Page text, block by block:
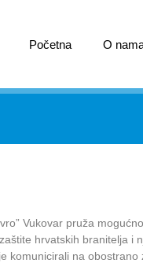
Početna O
Vukovar pruža
hrvatskih branitelja i
komunicirali na